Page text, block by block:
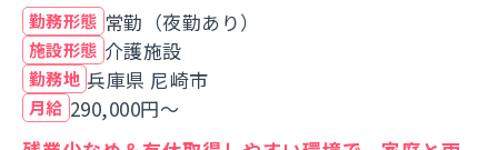
勤務形態 常勤（夜勤あり）
施設形態 介護施設
勤務地 兵庫県 尼崎市
月給 290,000円～